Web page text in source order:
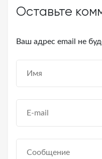
Оставьте
Ваш адрес email не